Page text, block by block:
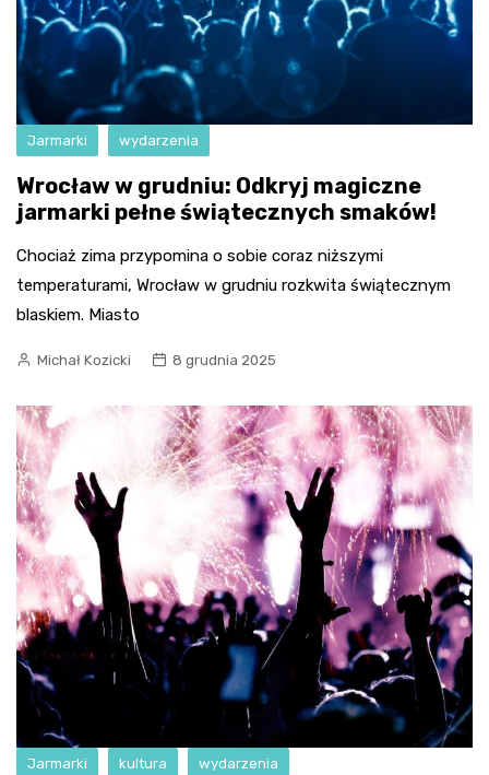
Jarmarki wydarzenia
Wrocław w grudniu: Odkryj magiczne
jarmarki pełne świątecznych smaków!
Chociaż zima przypomina o sobie coraz niższymi
temperaturami, Wrocław w grudniu rozkwita świątecznym
blaskiem. Miasto
Michał Kozicki 8 grudnia 2025
Jarmarki kultura wydarzenia